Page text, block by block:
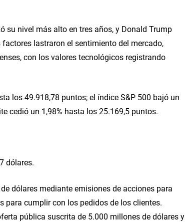
su nivel más alto en tres años, y Donald Trump
lastraron el sentimiento del mercado,
con los valores tecnológicos registrando
los 49.918,78 puntos; el índice S&P 500 bajó un
cedió un 1,98% hasta los 25.169,5 puntos.
dólares.
dólares mediante emisiones de acciones para
para cumplir con los pedidos de los clientes.
pública suscrita de 5.000 millones de dólares y